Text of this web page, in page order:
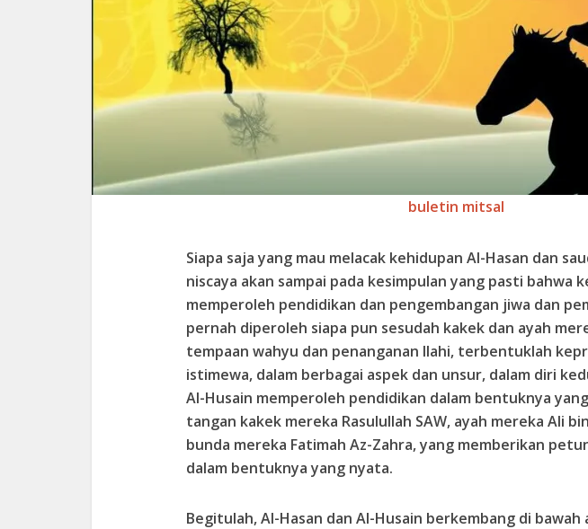
buletin mitsal
Siapa saja yang mau melacak kehidupan Al-Hasan dan
niscaya akan sampai pada kesimpulan yang pasti bahwa
memperoleh pendidikan dan pengembangan jiwa dan
pernah diperoleh siapa pun sesudah kakek dan ayah
tempaan wahyu dan penanganan Ilahi, terbentuklah
istimewa, dalam berbagai aspek dan unsur, dalam diri
Al-Husain memperoleh pendidikan dalam bentuknya
tangan kakek mereka Rasulullah SAW, ayah mereka Ali
bunda mereka Fatimah Az-Zahra, yang memberikan
dalam bentuknya yang nyata.
Begitulah, Al-Hasan dan Al-Husain berkembang di bawah